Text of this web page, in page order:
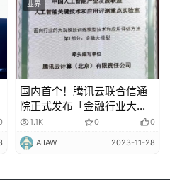
业界
国内首个！腾讯云联合信通
院正式发布「金融行业大模
型标准」
1.1K 0 0
AIIAW 2023-11-28